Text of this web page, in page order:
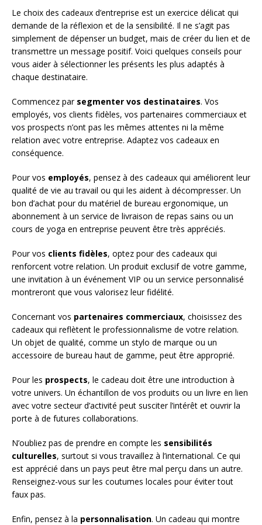
Le choix des cadeaux d’entreprise est un exercice délicat qui
demande de la réflexion et de la sensibilité. Il ne s’agit pas
simplement de dépenser un budget, mais de créer du lien et de
transmettre un message positif. Voici quelques conseils pour
vous aider à sélectionner les présents les plus adaptés à
chaque destinataire.
Commencez par segmenter vos destinataires. Vos
employés, vos clients fidèles, vos partenaires commerciaux et
vos prospects n’ont pas les mêmes attentes ni la même
relation avec votre entreprise. Adaptez vos cadeaux en
conséquence.
Pour vos employés, pensez à des cadeaux qui améliorent leur
qualité de vie au travail ou qui les aident à décompresser. Un
bon d’achat pour du matériel de bureau ergonomique, un
abonnement à un service de livraison de repas sains ou un
cours de yoga en entreprise peuvent être très appréciés.
Pour vos clients fidèles, optez pour des cadeaux qui
renforcent votre relation. Un produit exclusif de votre gamme,
une invitation à un événement VIP ou un service personnalisé
montreront que vous valorisez leur fidélité.
Concernant vos partenaires commerciaux, choisissez des
cadeaux qui reflètent le professionnalisme de votre relation.
Un objet de qualité, comme un stylo de marque ou un
accessoire de bureau haut de gamme, peut être approprié.
Pour les prospects, le cadeau doit être une introduction à
votre univers. Un échantillon de vos produits ou un livre en lien
avec votre secteur d’activité peut susciter l’intérêt et ouvrir la
porte à de futures collaborations.
N’oubliez pas de prendre en compte les sensibilités
culturelles, surtout si vous travaillez à l’international. Ce qui
est apprécié dans un pays peut être mal perçu dans un autre.
Renseignez-vous sur les coutumes locales pour éviter tout
faux pas.
Enfin, pensez à la personnalisation. Un cadeau qui montre